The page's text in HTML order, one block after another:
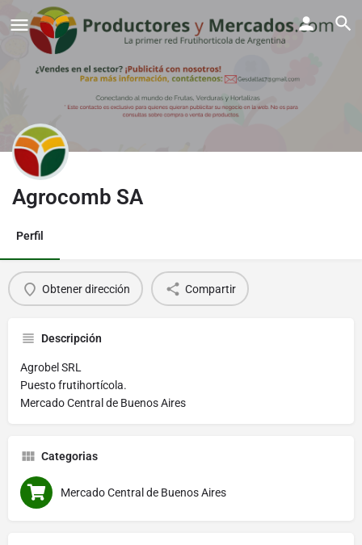
Agrocomb SA
Perfil
Obtener dirección Compartir
Descripción
Agrobel SRL
Puesto frutihortícola.
Mercado Central de Buenos Aires
Categorias
Mercado Central de Buenos Aires